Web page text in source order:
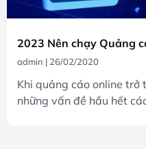
2023 Nên chạy Quảng
admin 26/02/2020
Khi quảng cáo online trở
những vấn đề hầu hết